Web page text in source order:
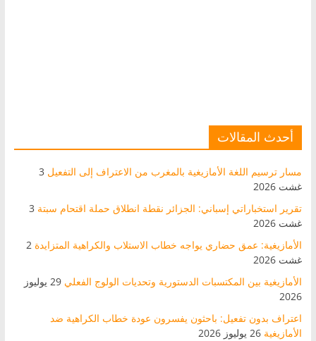
أحدث المقالات
مسار ترسيم اللغة الأمازيغية بالمغرب من الاعتراف إلى التفعيل 3
غشت 2026
تقرير استخباراتي إسباني: الجزائر نقطة انطلاق حملة اقتحام سبتة 3
غشت 2026
الأمازيغية: عمق حضاري يواجه خطاب الاستلاب والكراهية المتزايدة 2
غشت 2026
الأمازيغية بين المكتسبات الدستورية وتحديات الولوج الفعلي
29 يوليوز
2026
اعتراف بدون تفعيل: باحثون يفسرون عودة خطاب الكراهية ضد
الأمازيغية 26 يوليوز 2026